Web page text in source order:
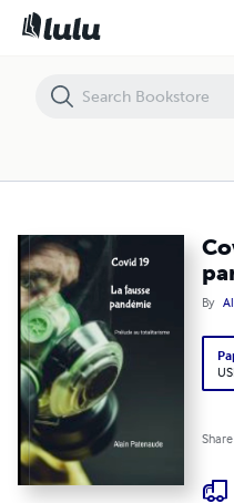
By
Share
Covid-19 La fausse pandémie